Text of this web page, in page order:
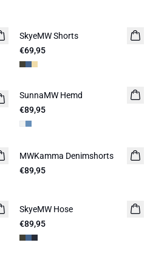
SkyeMW Shorts
€69,95
SunnaMW Hemd
€89,95
MWKamma Denimshorts
€89,95
SkyeMW Hose
€89,95